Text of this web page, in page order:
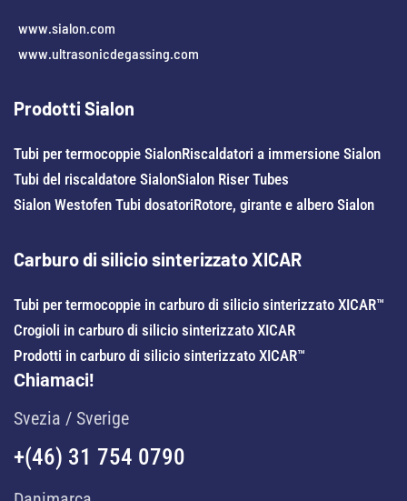
www.sialon.com
www.ultrasonicdegassing.com
Prodotti Sialon
Tubi per termocoppie SialonRiscaldatori a immersione Sialon
Tubi del riscaldatore SialonSialon Riser Tubes
Sialon Westofen Tubi dosatoriRotore, girante e albero Sialon
Carburo di silicio sinterizzato XICAR
Tubi per termocoppie in carburo di silicio sinterizzato XICAR™
Crogioli in carburo di silicio sinterizzato XICAR
Prodotti in carburo di silicio sinterizzato XICAR™
Chiamaci!
Svezia / Sverige
+(46) 31 754 0790